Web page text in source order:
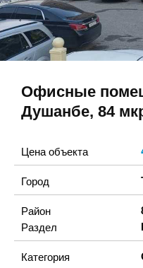
Офисные
Душанбе, 84
Цена объекта
Город
Район
Раздел
Категория